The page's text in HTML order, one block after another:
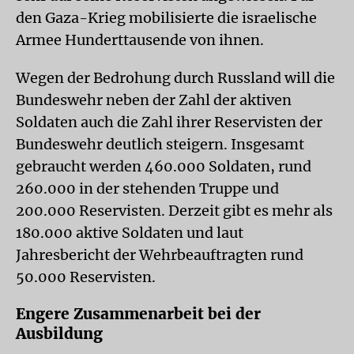
den Gaza-Krieg mobilisierte die israelische
Armee Hunderttausende von ihnen.
Wegen der Bedrohung durch Russland will die
Bundeswehr neben der Zahl der aktiven
Soldaten auch die Zahl ihrer Reservisten der
Bundeswehr deutlich steigern. Insgesamt
gebraucht werden 460.000 Soldaten, rund
260.000 in der stehenden Truppe und
200.000 Reservisten. Derzeit gibt es mehr als
180.000 aktive Soldaten und laut
Jahresbericht der Wehrbeauftragten rund
50.000 Reservisten.
Engere Zusammenarbeit bei der
Ausbildung